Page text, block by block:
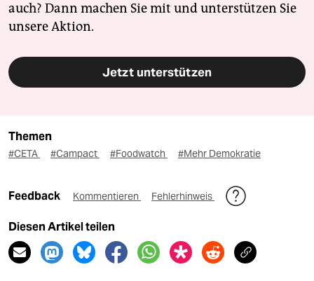
auch? Dann machen Sie mit und unterstützen Sie
unsere Aktion.
Jetzt unterstützen
Themen
#CETA #Campact #Foodwatch #Mehr Demokratie
Feedback Kommentieren Fehlerhinweis
Diesen Artikel teilen